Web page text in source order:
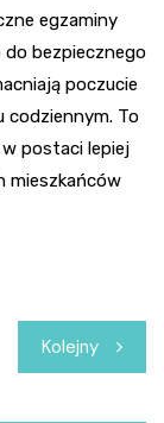
egzaminy
bezpiecznego
poczucie
codziennym. To
postaci lepiej
mieszkańców
Kolejny